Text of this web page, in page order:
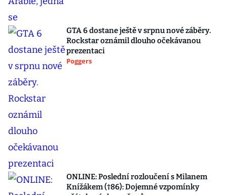
GTA 6 dostane ještě v srpnu nové záběry.
Rockstar oznámil dlouho očekávanou
prezentaci
Poggers
ONLINE: Poslední rozloučení s Milanem
Knížákem (†86): Dojemné vzpomínky